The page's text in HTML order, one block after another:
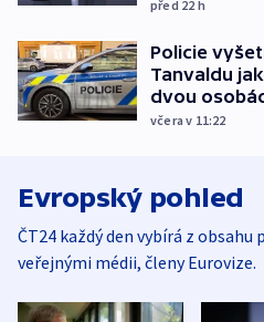
před 22 h
Policie
Tanvaldu
dvou
včera v 11:22
Evropský pohled
ČT24 každý den vybírá z
veřejnými médii, členy Eurovize.